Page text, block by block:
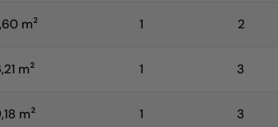
m2 1 2
m2 1 3
m2 1 3